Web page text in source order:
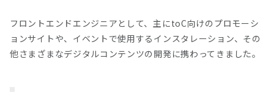
フロントエンドエンジニアとして、主にtoC向けのプロモーシ
ョンサイトや、イベントで使用するインスタレーション、その
他さまざまなデジタルコンテンツの開発に携わってきました。